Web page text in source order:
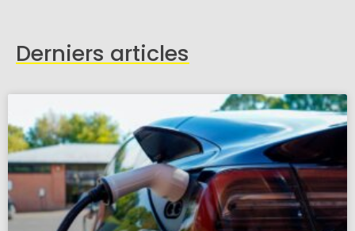
Derniers articles